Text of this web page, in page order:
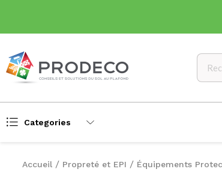
Categories
Accueil Propreté et EPI Équipements